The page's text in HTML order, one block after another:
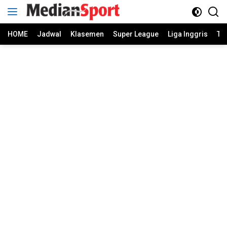
HOME Jadwal Klasemen Super League Liga Inggris